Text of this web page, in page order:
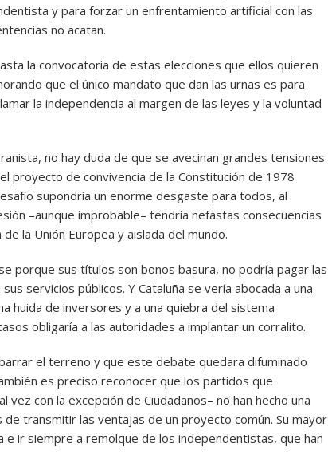
y para forzar un enfrentamiento artificial con las
no acatan.
la convocatoria de estas elecciones que ellos quieren
que el único mandato que dan las urnas es para
la independencia al margen de las leyes y la voluntad
no hay duda de que se avecinan grandes tensiones
proyecto de convivencia de la Constitución de 1978
supondría un enorme desgaste para todos, al
–aunque improbable– tendría nefastas consecuencias
la Unión Europea y aislada del mundo.
porque sus títulos son bonos basura, no podría pagar las
servicios públicos. Y Cataluña se vería abocada a una
huida de inversores y a una quiebra del sistema
obligaría a las autoridades a implantar un corralito.
el terreno y que este debate quedara difuminado
es preciso reconocer que los partidos que
vez con la excepción de Ciudadanos– no han hecho una
de transmitir las ventajas de un proyecto común. Su mayor
e ir siempre a remolque de los independentistas, que han